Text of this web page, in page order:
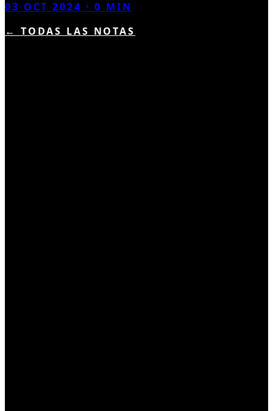
03 OCT 2024 ·0 MIN
← TODAS LAS NOTAS